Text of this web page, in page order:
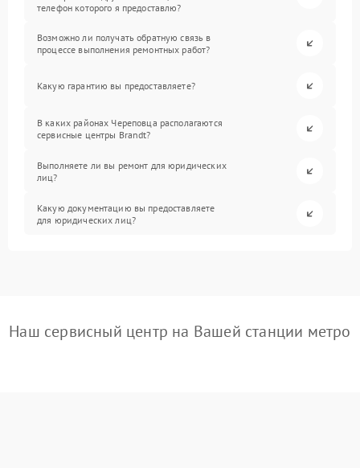
телефон которого я предоставлю?
Возможно ли получать обратную связь в
процессе выполнения ремонтных работ?
Какую гарантию вы предоставляете?
В каких районах Череповца располагаются
сервисные центры Brandt?
Выполняете ли вы ремонт для юридических
лиц?
Какую документацию вы предоставляете
для юридических лиц?
Наш сервисный центр на Вашей станции метро